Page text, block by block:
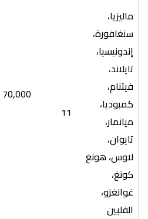
ماليزيا،
سنغافورة،
إندونيسيا،
تايلاند،
فيتنام،
كمبوديا،
ميانمار،
تايوان،
لاوس، هونغ
كونغ،
غوانغزو،
الفلبين
11
70,000